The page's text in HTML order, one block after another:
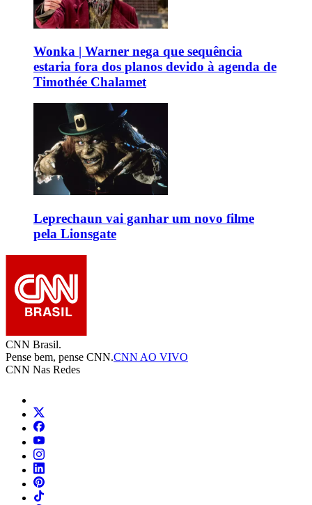
Wonka | Warner nega que sequência
estaria fora dos planos devido à agenda de
Timothée Chalamet
Leprechaun vai ganhar um novo filme
pela Lionsgate
CNN Brasil.
Pense bem, pense CNN.CNN AO VIVO
CNN Nas Redes